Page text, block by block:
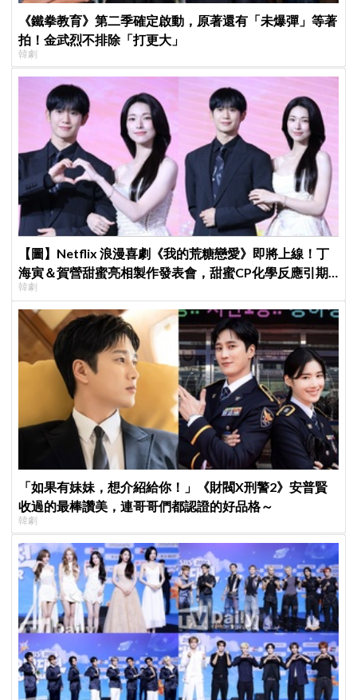
《鐵拳教育》第二季確定啟動，原著還有「未爆彈」等著
拍！金武烈不排除「打更大」
韓劇
【圖】Netflix 浪漫喜劇《我的荒糖戀愛》即將上線！丁
海寅＆賀營甜蜜亮相製作發表會，甜蜜CP化學反應引期
待
韓劇
「如果有妹妹，想介紹給你！」《財閥X刑警2》安普賢
收過的最棒讚美，連哥哥們都認證的好品格～
韓劇